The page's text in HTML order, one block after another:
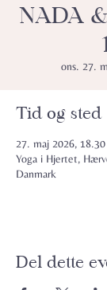
NADA
ons. 27.
Tid og sted
27. maj 2026,
Yoga i Hjertet,
Danmark
Del dette